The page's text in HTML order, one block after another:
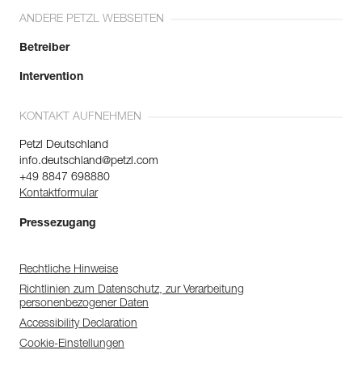
ANDERE PETZL WEBSEITEN
Betreiber
Intervention
KONTAKT AUFNEHMEN
Petzl Deutschland
info.deutschland@petzl.com
+49 8847 698880
Kontaktformular
Pressezugang
Rechtliche Hinweise
Richtlinien zum Datenschutz, zur Verarbeitung
personenbezogener Daten
Accessibility Declaration
Cookie-Einstellungen